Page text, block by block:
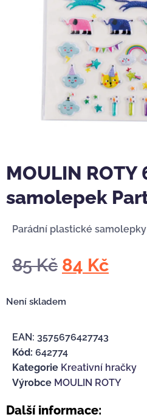
MOULIN ROTY
samolepek
Parádní plastické
85Kč 84 Kč
Není skladem
EAN: 3575676427743
Kód: 642774
Kategorie Kreativní hračky
Výrobce MOULIN ROTY
Další informace: